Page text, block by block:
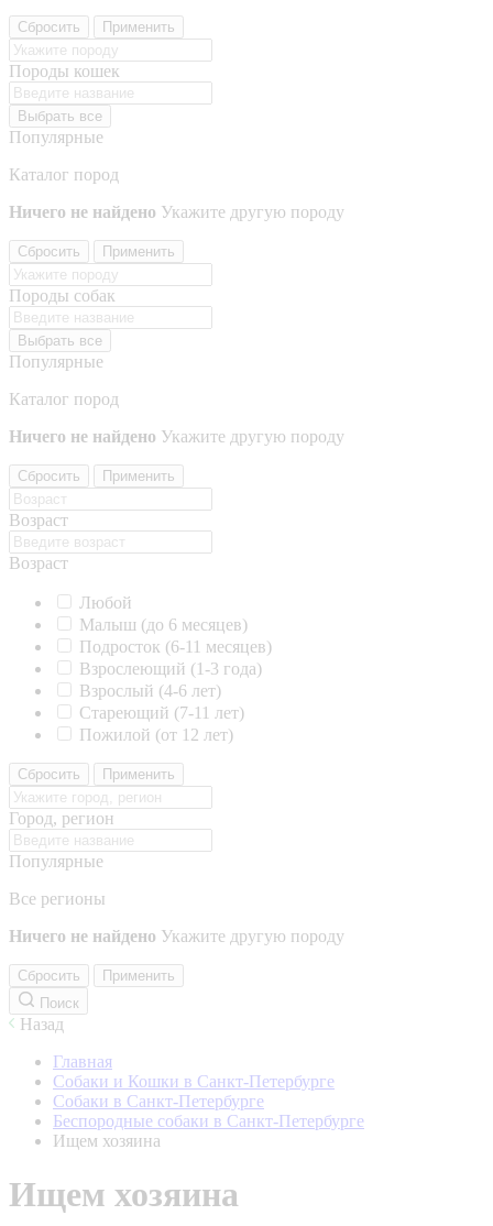
Сбросить Применить
Породы кошек
Выбрать все
Популярные
Каталог пород
Ничего не найдено Укажите другую породу
Сбросить Применить
Породы собак
Выбрать все
Популярные
Каталог пород
Ничего не найдено Укажите другую породу
Сбросить Применить
Возраст
Возраст
Любой
Малыш (до 6 месяцев)
Подросток (6-11 месяцев)
Взрослеющий (1-3 года)
Взрослый (4-6 лет)
Стареющий (7-11 лет)
Пожилой (от 12 лет)
Сбросить Применить
Город, регион
Популярные
Все регионы
Ничего не найдено Укажите другую породу
Сбросить
Применить
Поиск
Назад
Главная
Собаки и Кошки в Санкт-Петербурге
Собаки в Санкт-Петербурге
Беспородные собаки в Санкт-Петербурге
Ищем хозяина
Ищем хозяина